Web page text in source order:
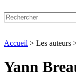
Accueil > Les auteurs
Yann